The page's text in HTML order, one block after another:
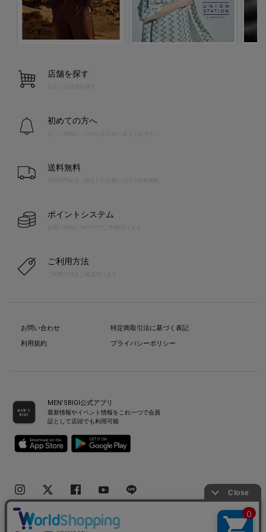
店舗を探す
お近くの店舗を探す
初めての方へ
送料無料
10,000円以上（税込）のお買い上げで送料無料
ポイントシステム
お買い物毎に1pt=1円でご利用頂けます
ご利用方法
お問い合わせ
利用規約
特定商取引法に基づく表記
プライバシーポリシー
MEN’SBIGI公式アプリ
最新情報やイベント情報をこれ一つで会員
証として店頭でも利用可能
Copyright(C) Bigi Co.,Ltd.All Rights Reserved.